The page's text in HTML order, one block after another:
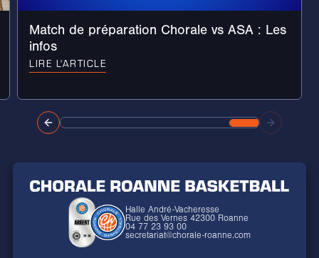
Match de préparation Chorale vs ASA : Les
infos
LIRE L'ARTICLE
Halle André-Vacheresse
Rue des Vernes 42300 Roanne
04 77 23 93 00
secretariat@chorale-roanne.com